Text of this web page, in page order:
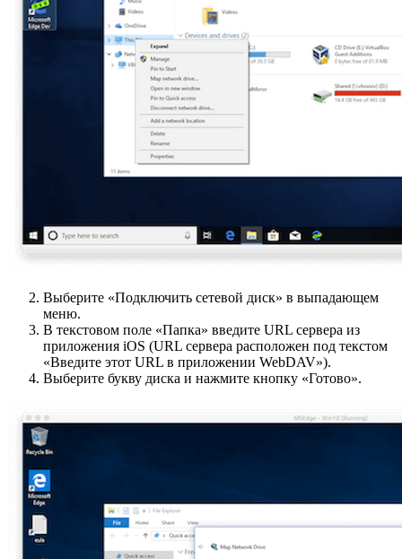
Выберите «Подключить сетевой диск» в выпадающем
меню.
В текстовом поле «Папка» введите URL сервера из
приложения iOS (URL сервера расположен под текстом
«Введите этот URL в приложении WebDAV»).
Выберите букву диска и нажмите кнопку «Готово».